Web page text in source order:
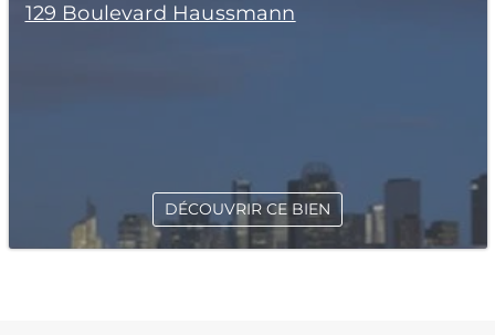
129 Boulevard Haussmann
DÉCOUVRIR CE BIEN